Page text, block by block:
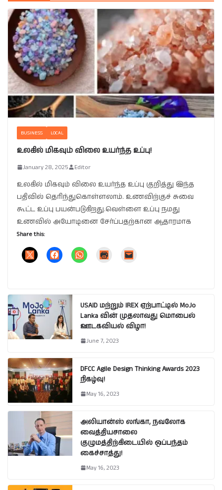
BUSINESS LOCAL
உலகில் மிகவும் விலை உயர்ந்த உப்பு!
January 28, 2025 Editor
உலகில் மிகவும் விலை உயர்ந்த உப்பு குறித்து இந்த
பதிவில் தெரிந்துகொள்ளலாம். உணவிற்குச் சுவை
கூட்ட உப்பு பயன்படுகிறது.வெள்ளை உப்பு நமது
உணவில் அயோடினை சேர்ப்பதற்கான ஆதாரமாக
Share this:
USAID மற்றும் IREX ஏற்பாட்டில் MoJo
Lanka வின் முதலாவது மொபைல்
ஊடகவியல் விழா!
June 7, 2023
DFCC Agile Design Thinking Awards 2023
நிகழ்வு!
May 16, 2023
அலியான்ஸ் லங்கா, நவலோக
வைத்தியசாலை
குழுமத்திற்கிடையில் ஒப்பந்தம்
கைச்சாத்து!
May 16, 2023